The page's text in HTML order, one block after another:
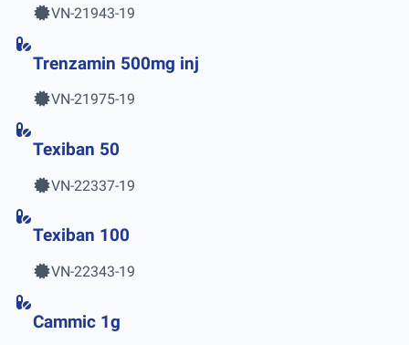
VN-21943-19
Trenzamin 500mg inj
VN-21975-19
Texiban 50
VN-22337-19
Texiban 100
VN-22343-19
Cammic 1g